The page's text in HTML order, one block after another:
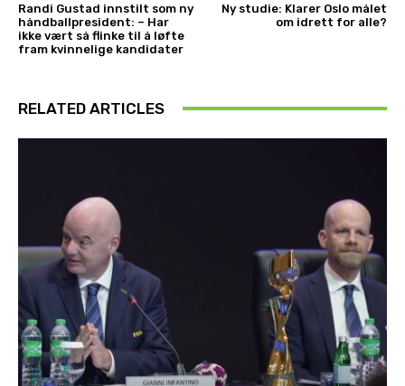
Randi Gustad innstilt som ny
håndballpresident: – Har
ikke vært så flinke til å løfte
fram kvinnelige kandidater
Ny studie: Klarer Oslo målet
om idrett for alle?
RELATED ARTICLES